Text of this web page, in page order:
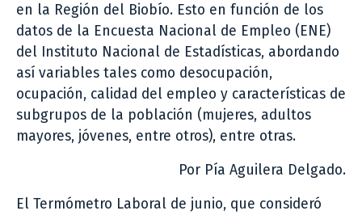
en la Región del Biobío. Esto en función de los
datos de la Encuesta Nacional de Empleo (ENE)
del Instituto Nacional de Estadísticas, abordando
así variables tales como desocupación,
ocupación, calidad del empleo y características de
subgrupos de la población (mujeres, adultos
mayores, jóvenes, entre otros), entre otras.
Por Pía Aguilera Delgado.
El Termómetro Laboral de junio, que consideró